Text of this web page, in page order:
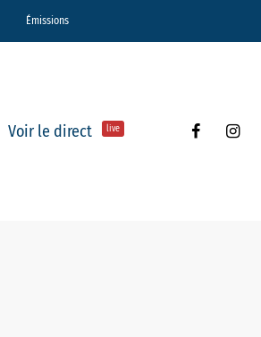
Émissions
Voir le direct live